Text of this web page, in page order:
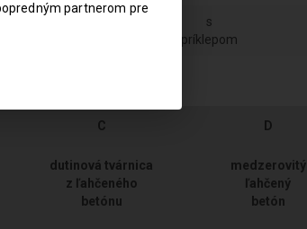
s
príklepom
C D
dutinová tvárnica
z ľahčeného
betónu
medzerovitý
ľahčený
betón
partnerom pre